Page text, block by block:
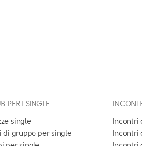
PER I SINGLE
single
di gruppo per single
Incontri
Incontri